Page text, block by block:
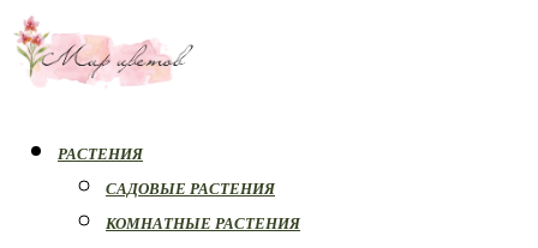
РАСТЕНИЯ
САДОВЫЕ РАСТЕНИЯ
КОМНАТНЫЕ РАСТЕНИЯ